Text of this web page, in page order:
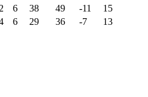
2 6 38 49 -11
15
6 29 36 -7 13